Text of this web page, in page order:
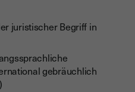
juristischer Begriff in
gebräuchlich